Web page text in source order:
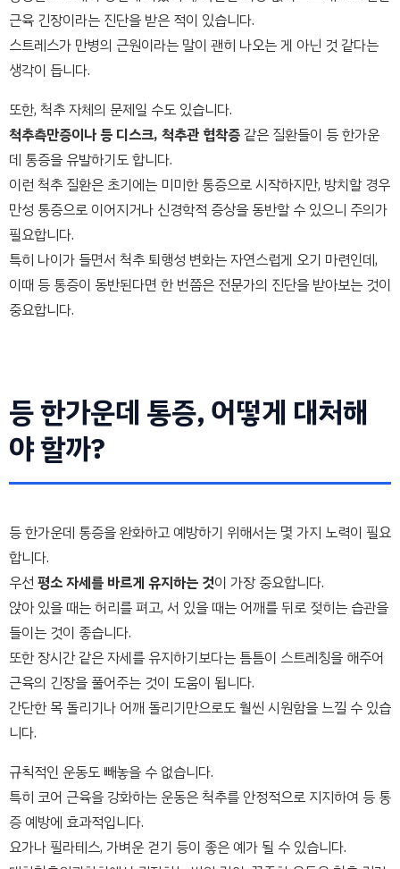
근육 긴장이라는 진단을 받은 적이 있습니다.
스트레스가 만병의 근원이라는 말이 괜히 나오는 게 아닌 것 같다는
생각이 듭니다.
또한, 척추 자체의 문제일 수도 있습니다.
척추측만증이나 등 디스크, 척추관 협착증 같은 질환들이 등 한가운
데 통증을 유발하기도 합니다.
이런 척추 질환은 초기에는 미미한 통증으로 시작하지만, 방치할 경우
만성 통증으로 이어지거나 신경학적 증상을 동반할 수 있으니 주의가
필요합니다.
특히 나이가 들면서 척추 퇴행성 변화는 자연스럽게 오기 마련인데,
이때 등 통증이 동반된다면 한 번쯤은 전문가의 진단을 받아보는 것이
중요합니다.
등 한가운데 통증, 어떻게 대처해
야 할까?
등 한가운데 통증을 완화하고 예방하기 위해서는 몇 가지 노력이 필요
합니다.
우선 평소 자세를 바르게 유지하는 것이 가장 중요합니다.
앉아 있을 때는 허리를 펴고, 서 있을 때는 어깨를 뒤로 젖히는 습관을
들이는 것이 좋습니다.
또한 장시간 같은 자세를 유지하기보다는 틈틈이 스트레칭을 해주어
근육의 긴장을 풀어주는 것이 도움이 됩니다.
간단한 목 돌리기나 어깨 돌리기만으로도 훨씬 시원함을 느낄 수 있습
니다.
규칙적인 운동도 빼놓을 수 없습니다.
특히 코어 근육을 강화하는 운동은 척추를 안정적으로 지지하여 등 통
증 예방에 효과적입니다.
요가나 필라테스, 가벼운 걷기 등이 좋은 예가 될 수 있습니다.